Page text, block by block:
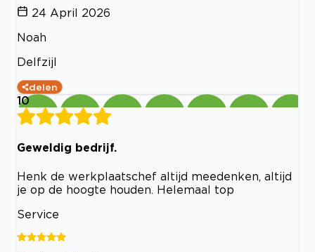
24 April 2026
Noah
Delfzijl
delen
10
Geweldig bedrijf.
Henk de werkplaatschef altijd meedenken, altijd
je op de hoogte houden. Helemaal top
Service